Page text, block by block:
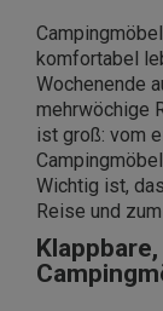
komfortabel
Wochenende
mehrwöchige
ist groß: vom
Wichtig ist,
Reise und